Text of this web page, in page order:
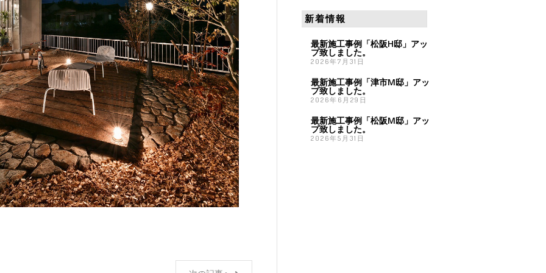
新着情報
最新施工事例「松阪H邸」アッ
プ致しました。
2026年7月31日
最新施工事例「津市M邸」アッ
プ致しました。
2026年6月29日
最新施工事例「松阪M邸」アッ
プ致しました。
2026年5月31日